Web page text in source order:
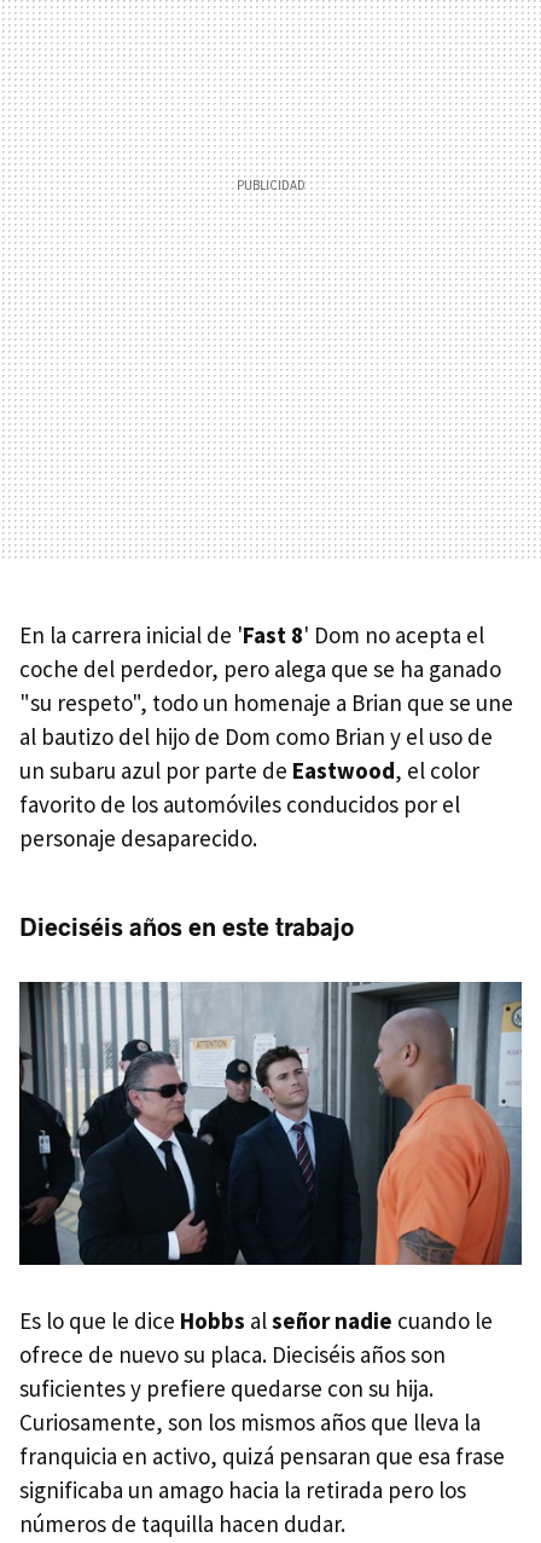
En la carrera inicial de 'Fast 8' Dom no acepta el
coche del perdedor, pero alega que se ha ganado
"su respeto", todo un homenaje a Brian que se une
al bautizo del hijo de Dom como Brian y el uso de
un subaru azul por parte de Eastwood, el color
favorito de los automóviles conducidos por el
personaje desaparecido.
Dieciséis años en este trabajo
Es lo que le dice Hobbs alseñor nadie cuando le
ofrece de nuevo su placa. Dieciséis años son
suficientes y prefiere quedarse con su hija.
Curiosamente, son los mismos años que lleva la
franquicia en activo, quizá pensaran que esa frase
significaba un amago hacia la retirada pero los
números de taquilla hacen dudar.